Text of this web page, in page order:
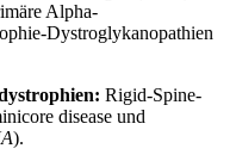
Alpha-
Dystroglykanopathien
Rigid-Spine-
disease und
).